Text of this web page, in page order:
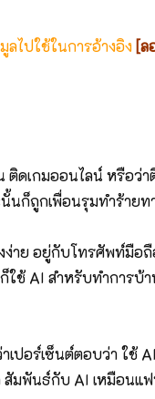
ไปใช้ในการอ้างอิง [ล
ติดเกมออนไลน์ หรือว่า
นก็ถูกเพื่อนรุมทำร้ายท
าย อยู่กับโทรศัพท์มือ
ใช้ AI สำหรับทำการบ้
เปอร์เซ็นต์ตอบว่า ใช้
สัมพันธ์กับ AI เหมือนแฟ